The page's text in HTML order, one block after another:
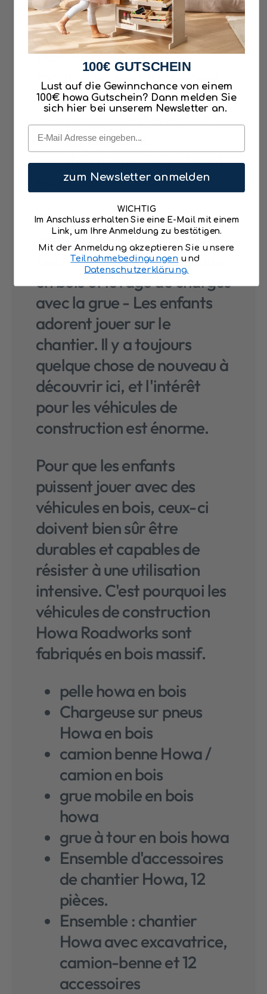
rouleaux compresseurs, les
camions à benne
basculante et les grues
mobiles roulent facilement
sur les blocs de construction
de la chambre des enfants
sur des pneus en
caoutchouc profilés et sont
extrêmement stables.
Chantier de construction
chargement et
déchargement de véhicules
en bois et levage de charges
avec la grue - Les enfants
adorent jouer sur le
chantier. Il y a toujours
quelque chose de nouveau à
découvrir ici, et l'intérêt
pour les véhicules de
construction est énorme.
Pour que les enfants
puissent jouer avec des
véhicules en bois, ceux-ci
doivent bien sûr être
durables et capables de
résister à une utilisation
intensive. C'est pourquoi les
véhicules de construction
Howa Roadworks sont
fabriqués en bois massif.
pelle howa en bois
Chargeuse sur pneus
Howa en bois
camion benne Howa /
camion en bois
grue mobile en bois
howa
grue à tour en bois howa
Ensemble d'accessoires
de chantier Howa, 12
pièces.
Ensemble : chantier
Howa avec excavatrice,
camion-benne et 12
accessoires
100€ GUTSCHEIN
Lust auf die Gewinnchance von einem
100€ howa Gutschein? Dann melden Sie
sich hier bei unserem Newsletter an.
Email
zum Newsletter anmelden
WICHTIG
Im Anschluss erhalten Sie eine E-Mail mit einem
Link, um Ihre Anmeldung zu bestätigen.
Mit der Anmeldung akzeptieren Sie unsere
Teilnahmebedingungen und
Datenschutzerklärung.